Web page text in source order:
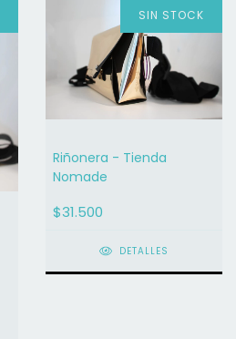
SIN STOCK
Riñonera - Tienda
Nomade
$31.500
DETALLES